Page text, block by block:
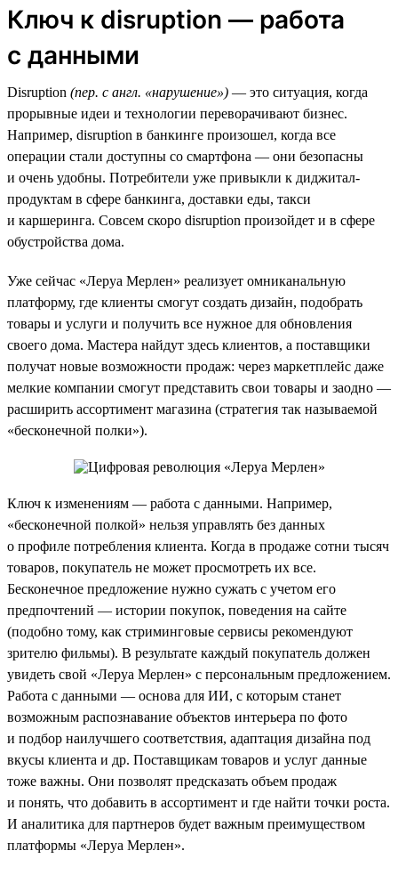
Ключ к disruption — работа
с данными
Disruption (пер. с англ. «нарушение») — это ситуация, когда
прорывные идеи и технологии переворачивают бизнес.
Например, disruption в банкинге произошел, когда все
операции стали доступны со смартфона — они безопасны
и очень удобны. Потребители уже привыкли к диджитал-
продуктам в сфере банкинга, доставки еды, такси
и каршеринга. Совсем скоро disruption произойдет и в сфере
обустройства дома.
Уже сейчас «Леруа Мерлен» реализует омниканальную
платформу, где клиенты смогут создать дизайн, подобрать
товары и услуги и получить все нужное для обновления
своего дома. Мастера найдут здесь клиентов, а поставщики
получат новые возможности продаж: через маркетплейс даже
мелкие компании смогут представить свои товары и заодно —
расширить ассортимент магазина (стратегия так называемой
«бесконечной полки»).
Ключ к изменениям — работа с данными. Например,
«бесконечной полкой» нельзя управлять без данных
о профиле потребления клиента. Когда в продаже сотни тысяч
товаров, покупатель не может просмотреть их все.
Бесконечное предложение нужно сужать с учетом его
предпочтений — истории покупок, поведения на сайте
(подобно тому, как стриминговые сервисы рекомендуют
зрителю фильмы). В результате каждый покупатель должен
увидеть свой «Леруа Мерлен» с персональным предложением.
Работа с данными — основа для ИИ, с которым станет
возможным распознавание объектов интерьера по фото
и подбор наилучшего соответствия, адаптация дизайна под
вкусы клиента и др. Поставщикам товаров и услуг данные
тоже важны. Они позволят предсказать объем продаж
и понять, что добавить в ассортимент и где найти точки роста.
И аналитика для партнеров будет важным преимуществом
платформы «Леруа Мерлен».